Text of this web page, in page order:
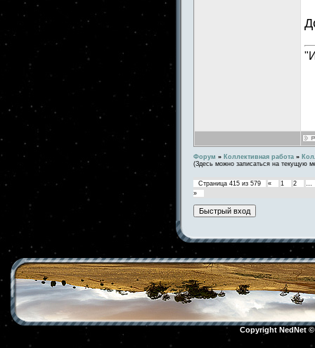
Форум » Коллективная работа »
(Здесь можно записаться на текущую
Страница 415 из 579 « 1 2
…
»
Copyright NedNet